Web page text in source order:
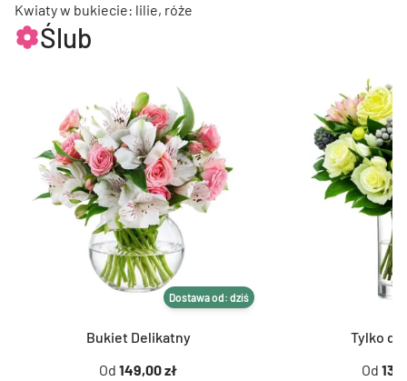
Kwiaty w bukiecie: lilie, róże
Ślub
Dostawa od: dziś
Bukiet Delikatny
Od 149,00 zł
Tylko
Od